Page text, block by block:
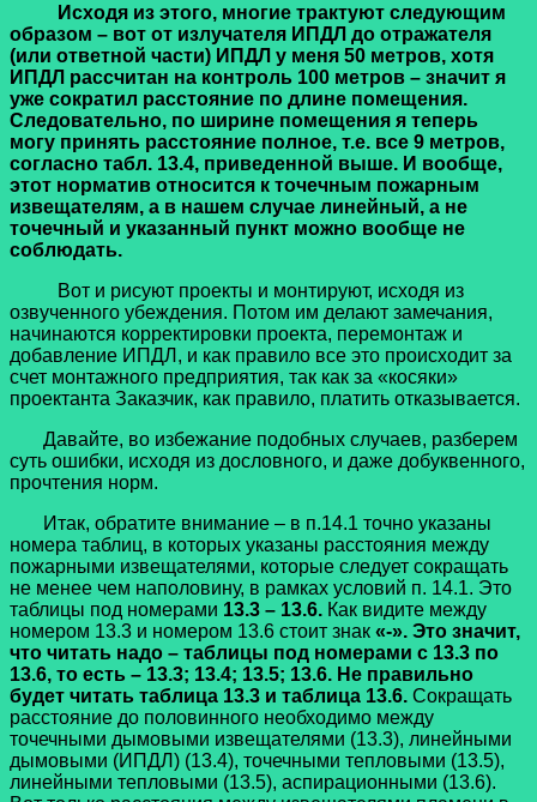
Исходя из этого, многие трактуют следующим
образом – вот от излучателя ИПДЛ до отражателя
(или ответной части) ИПДЛ у меня 50 метров, хотя
ИПДЛ рассчитан на контроль 100 метров – значит я
уже сократил расстояние по длине помещения.
Следовательно, по ширине помещения я теперь
могу принять расстояние полное, т.е. все 9 метров,
согласно табл. 13.4, приведенной выше. И вообще,
этот норматив относится к точечным пожарным
извещателям, а в нашем случае линейный, а не
точечный и указанный пункт можно вообще не
соблюдать.
Вот и рисуют проекты и монтируют, исходя из
озвученного убеждения. Потом им делают замечания,
начинаются корректировки проекта, перемонтаж и
добавление ИПДЛ, и как правило все это происходит за
счет монтажного предприятия, так как за «косяки»
проектанта Заказчик, как правило, платить отказывается.
Давайте, во избежание подобных случаев, разберем
суть ошибки, исходя из дословного, и даже добуквенного,
прочтения норм.
Итак, обратите внимание – в п.14.1 точно указаны
номера таблиц, в которых указаны расстояния между
пожарными извещателями, которые следует сокращать
не менее чем наполовину, в рамках условий п. 14.1. Это
таблицы под номерами 13.3 – 13.6. Как видите между
номером 13.3 и номером 13.6 стоит знак «-». Это значит,
что читать надо – таблицы под номерами с 13.3 по
13.6, то есть – 13.3; 13.4; 13.5; 13.6. Не правильно
будет читать таблица 13.3 и таблица 13.6. Сокращать
расстояние до половинного необходимо между
точечными дымовыми извещателями (13.3), линейными
дымовыми (ИПДЛ) (13.4), точечными тепловыми (13.5),
линейными тепловыми (13.5), аспирационными (13.6).